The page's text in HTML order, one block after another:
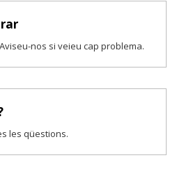
nos si veieu cap problema.
les qüestions.